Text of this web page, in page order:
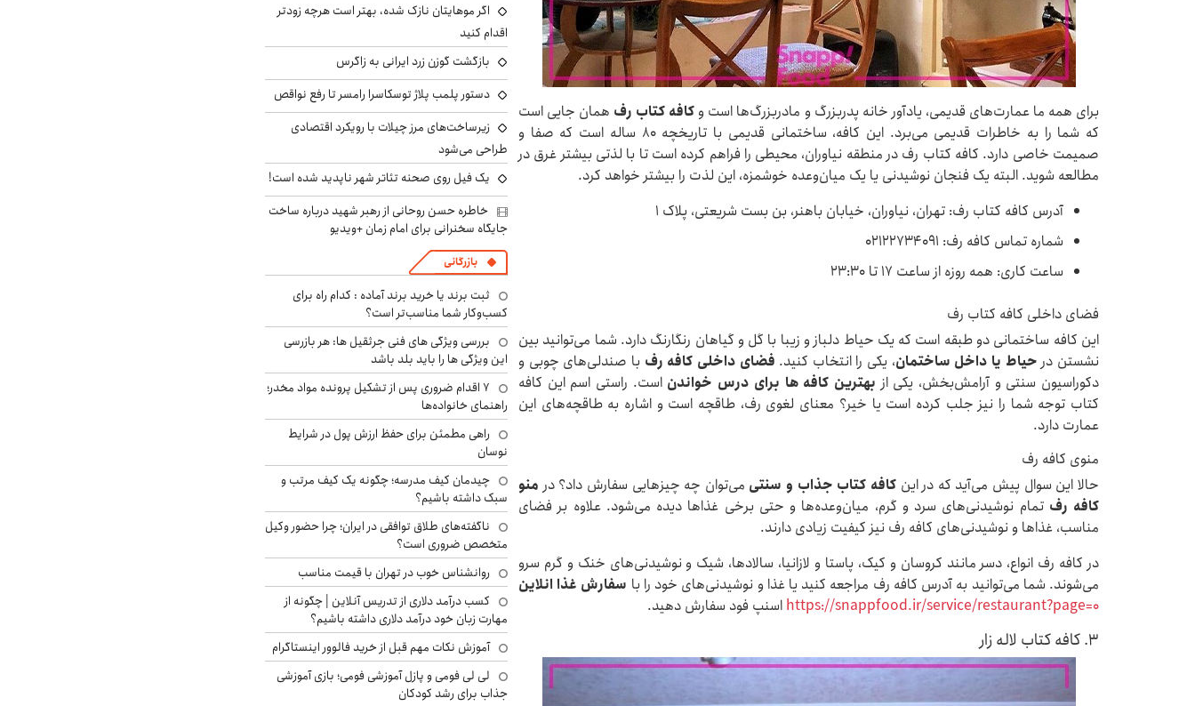
برای همه ما عمارت‌های قدیمی، یادآور خانه پدربزرگ و مادربزرگ‌ها است و کافه کتاب رف همان جایی است
که شما را به خاطرات قدیمی می‌برد. این کافه، ساختمانی قدیمی با تاریخچه ۸۰ ساله است که صفا و
صمیمت خاصی دارد. کافه کتاب رف در منطقه نیاوران، محیطی را فراهم کرده است تا با لذتی بیشتر غرق در
مطالعه شوید. البته یک فنجان نوشیدنی یا یک میان‌وعده خوشمزه، این لذت را بیشتر خواهد کرد.
آدرس کافه کتاب رف: تهران، نیاوران، خیابان باهنر، بن بست شریعتی، پلاک ۱
شماره تماس کافه رف: 02122734091
ساعت کاری: همه روزه از ساعت ۱۷ تا ۲۳:۳۰
فضای داخلی کافه کتاب رف
این کافه ساختمانی دو طبقه است که یک حیاط دلباز و زیبا با گل و گیاهان رنگارنگ دارد. شما می‌توانید بین
نشستن درحیاط یا داخل ساختمان، یکی را انتخاب کنید. فضای داخلی کافه رف با صندلی‌های چوبی و
دکوراسیون سنتی و آرامش‌بخش، یکی از بهترین کافه ها برای درس خواندن است. راستی اسم این کافه
کتاب توجه شما را نیز جلب کرده است یا خیر؟ معنای لغوی رف، طاقچه است و اشاره به طاقچه‌های این
عمارت دارد.
منوی کافه رف
حالا این سوال پیش می‌آید که در اینکافه کتاب جذاب و سنتی می‌توان چه چیزهایی سفارش داد؟ در منو
کافه رف تمام نوشیدنی‌های سرد و گرم، میان‌وعده‌ها و حتی برخی غذاها دیده می‌شود. علاوه بر فضای
مناسب، غذاها و نوشیدنی‌های کافه رف نیز کیفیت زیادی دارند.
در کافه رف انواع، دسر مانند کروسان و کیک، پاستا و لازانیا، سالادها، شیک و نوشیدنی‌های خنک و گرم سرو
می‌شوند. شما می‌توانید به آدرس کافه رف مراجعه کنید یا غذا و نوشیدنی‌های خود را با سفارش غذا انلاین
https://snappfood.ir/service/restaurant?page=0 اسنپ فود سفارش دهید.
۳. کافه کتاب لاله زار
اگر موهایتان نازک شده، بهتر است هرچه زودتر
اقدام کنید
بازگشت گوزن زرد ایرانی به زاگرس
دستور پلمب پلاژ توسکاسرا رامسر تا رفع نواقص
زیرساخت‌های مرز چیلات با رویکرد اقتصادی
طراحی می‌شود
یک فیل روی صحنه تئاتر شهر ناپدید شده است!
خاطره حسن روحانی از رهبر شهید درباره ساخت
جایگاه سخنرانی برای امام زمان +ویدیو
بازرگانی
ثبت برند یا خرید برند آماده : کدام راه برای
کسب‌وکار شما مناسب‌تر است؟
بررسی ویژگی های فنی جرثقیل ها: هر بازرسی
این ویژگی ها را باید بلد باشد
۷ اقدام ضروری پس از تشکیل پرونده مواد مخدر؛
راهنمای خانواده‌ها
راهی مطمئن برای حفظ ارزش پول در شرایط
نوسان
چیدمان کیف مدرسه؛ چگونه یک کیف مرتب و
سبک داشته باشیم؟
ناگفته‌های طلاق توافقی در ایران؛ چرا حضور وکیل
متخصص ضروری است؟
روانشناس خوب در تهران با قیمت مناسب
کسب درآمد دلاری از تدریس آنلاین | چگونه از
مهارت زبان خود درآمد دلاری داشته باشیم؟
آموزش نکات مهم قبل از خرید فالوور اینستاگرام
لی لی فومی و پازل آموزشی فومی؛ بازی آموزشی
جذاب برای رشد کودکان